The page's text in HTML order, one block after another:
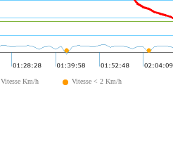
Vitesse Km/h Vitesse < 2 Km/h